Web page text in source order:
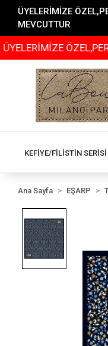
ÜYELERİMİZE
MEVCUTTUR
KEFİYE/FİLİSTİN SERİSİ
Ana Sayfa EŞARP